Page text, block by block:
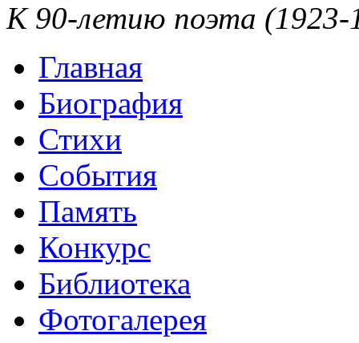
К 90-летию поэта (1923-
Главная
Биография
Стихи
События
Память
Конкурс
Библиотека
Фотогалерея